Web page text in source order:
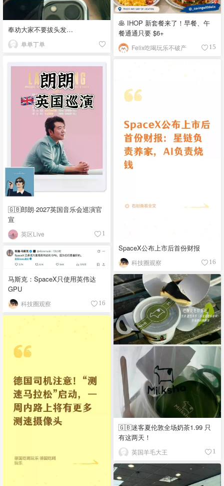
奉劝大家不要拔头发…
单单丁单
🥞 IHOP 新套餐来了！早餐、午
餐通通只要 $6+
Felix吃喝玩乐不破产 15
🇬🇧郎朗·2027英国音乐会巡演官
宣
英区Live 1
SpaceX公布上市后首份财报
科技圈观察 16
马斯克：SpaceX只使用英伟达
GPU
科技圈观察 16
🇬🇧迷客夏伦敦全场奶茶1.99 只
有这两天！
英国羊毛大王 1